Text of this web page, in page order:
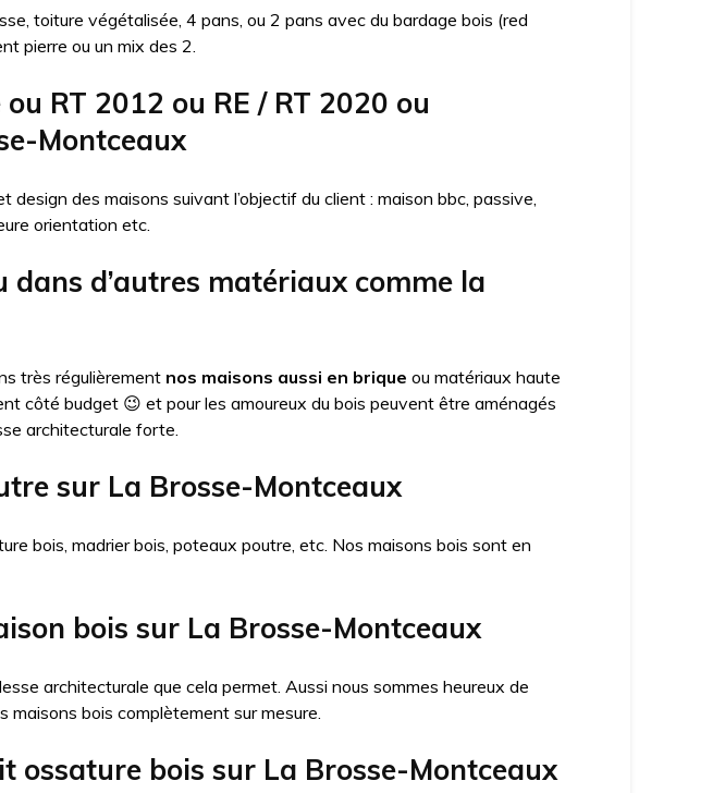
toiture végétalisée, 4 pans, ou 2 pans avec du bardage bois (red
pierre ou un mix des 2.
RT 2012 ou RE / RT 2020 ou
Montceaux
des maisons suivant l’objectif du client : maison bbc, passive,
orientation etc.
d’autres matériaux comme la
très régulièrement nos maisons aussi en brique ou matériaux haute
côté budget 😉 et pour les amoureux du bois peuvent être aménagés
architecturale forte.
sur La Brosse-Montceaux
bois, madrier bois, poteaux poutre, etc. Nos maisons bois sont en
bois sur La Brosse-Montceaux
architecturale que cela permet. Aussi nous sommes heureux de
bois complètement sur mesure.
ossature bois sur La Brosse-Montceaux